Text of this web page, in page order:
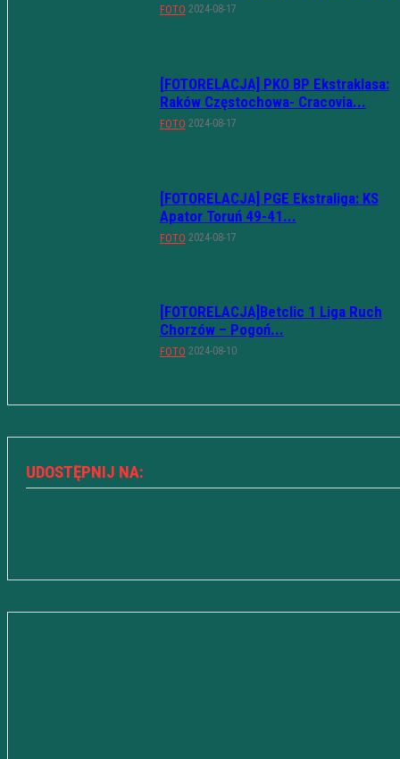
FOTO 2024-08-17
[FOTORELACJA] PKO BP Ekstraklasa:
Raków Częstochowa- Cracovia...
FOTO 2024-08-17
[FOTORELACJA] PGE Ekstraliga: KS
Apator Toruń 49-41...
FOTO 2024-08-17
[FOTORELACJA]Betclic 1 Liga Ruch
Chorzów – Pogoń...
FOTO 2024-08-10
UDOSTĘPNIJ NA: